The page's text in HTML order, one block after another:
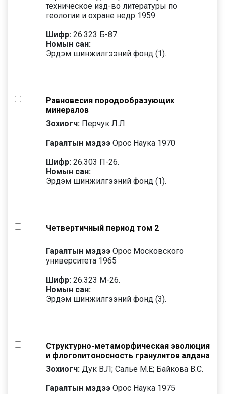
техническое изд-во литературы по
геологии и охране недр 1959
Шифр: 26.323 Б-87.
Номын сан:
Эрдэм шинжилгээний фонд (1).
Равновесия породообразующих
минералов
Зохиогч: Перчук Л.Л.
Гаралтын мэдээ Орос Наука 1970
Шифр: 26.303 П-26.
Номын сан:
Эрдэм шинжилгээний фонд (1).
Четвертичный период том 2
Гаралтын мэдээ Орос Московского
университета 1965
Шифр: 26.323 М-26.
Номын сан:
Эрдэм шинжилгээний фонд (3).
Структурно-метаморфическая эволюция
и флогопитоносность гранулитов алдана
Зохиогч: Дук В.Л; Салье М.Е; Байкова В.С.
Гаралтын мэдээ Орос Наука 1975